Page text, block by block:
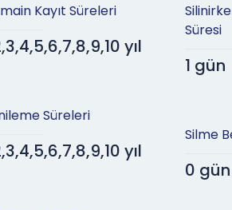
Kayıt Süreleri
yıl
Süreleri
yıl
Süresi
1 gün
Silme
0 gün